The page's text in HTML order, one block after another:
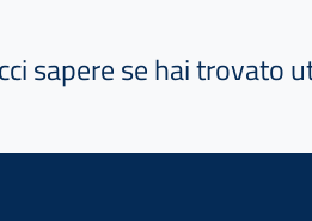
sapere se hai trovato